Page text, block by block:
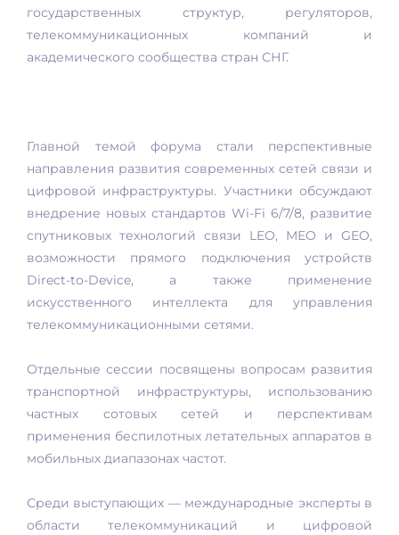
государственных структур, регуляторов,
телекоммуникационных компаний и
академического сообщества стран СНГ.
Главной темой форума стали перспективные
направления развития современных сетей связи и
цифровой инфраструктуры. Участники обсуждают
внедрение новых стандартов Wi-Fi 6/7/8, развитие
спутниковых технологий связи LEO, MEO и GEO,
возможности прямого подключения устройств
Direct-to-Device, а также применение
искусственного интеллекта для управления
телекоммуникационными сетями.
Отдельные сессии посвящены вопросам развития
транспортной инфраструктуры, использованию
частных сотовых сетей и перспективам
применения беспилотных летательных аппаратов в
мобильных диапазонах частот.
Среди выступающих — международные эксперты в
области телекоммуникаций и цифровой